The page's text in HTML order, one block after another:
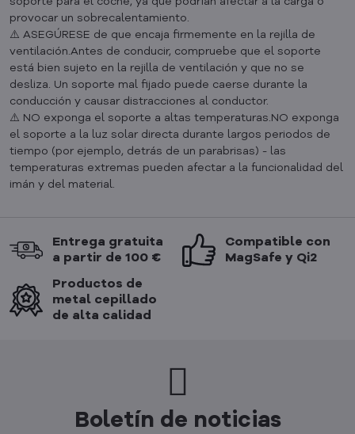
provocar un sobrecalentamiento.
⚠️ ASEGÚRESE de que encaja firmemente en la rejilla de
ventilación.Antes de conducir, compruebe que el soporte
está bien sujeto en la rejilla de ventilación y que no se
desliza. Un soporte mal fijado puede caerse durante la
conducción y causar distracciones al conductor.
⚠️ NO exponga el soporte a altas temperaturas.NO exponga
el soporte a la luz solar directa durante largos periodos de
tiempo (por ejemplo, detrás de un parabrisas) - las
temperaturas extremas pueden afectar a la funcionalidad del
imán y del material.
Entrega gratuita
a partir de 100 €
Compatible con
MagSafe y Qi2
Productos de
metal cepillado
de alta calidad
Boletín de noticias